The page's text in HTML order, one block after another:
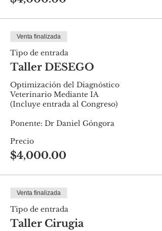
Venta finalizada
Tipo de entrada
Taller DESEGO
Optimización del Diagnóstico
Veterinario Mediante IA
(Incluye entrada al Congreso)
Ponente: Dr Daniel Góngora
Precio
$4,000.00
Venta finalizada
Tipo de entrada
Taller Cirugia